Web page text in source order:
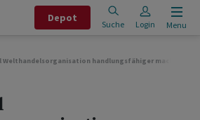
Depot
Suche Login Menu
Welthandelsorganisation handlungsfähiger machen